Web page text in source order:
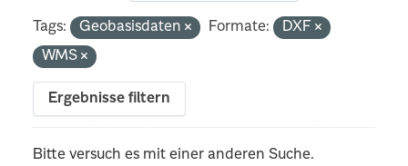
Tags: Geobasisdaten Formate:
DXF
WMS
Ergebnisse filtern
Bitte versuch es mit einer anderen Suche.